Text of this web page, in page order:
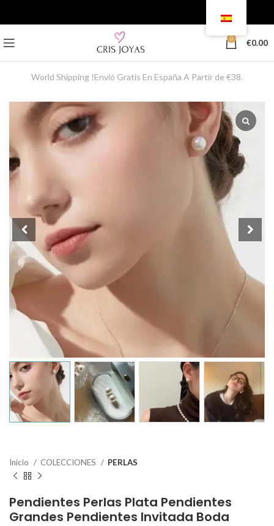
0 €0.00
World Shipping !Envió Gratis En España A Partir de €38.
Inicio COLECCIONES PERLAS
Pendientes Perlas Plata Pendientes
Grandes Pendientes Invitada Boda